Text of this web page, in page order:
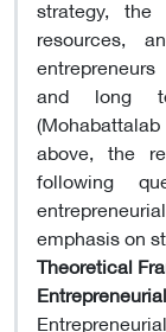
strategy,
resources,
and long
above, the
following
emphasis on
Theoretical